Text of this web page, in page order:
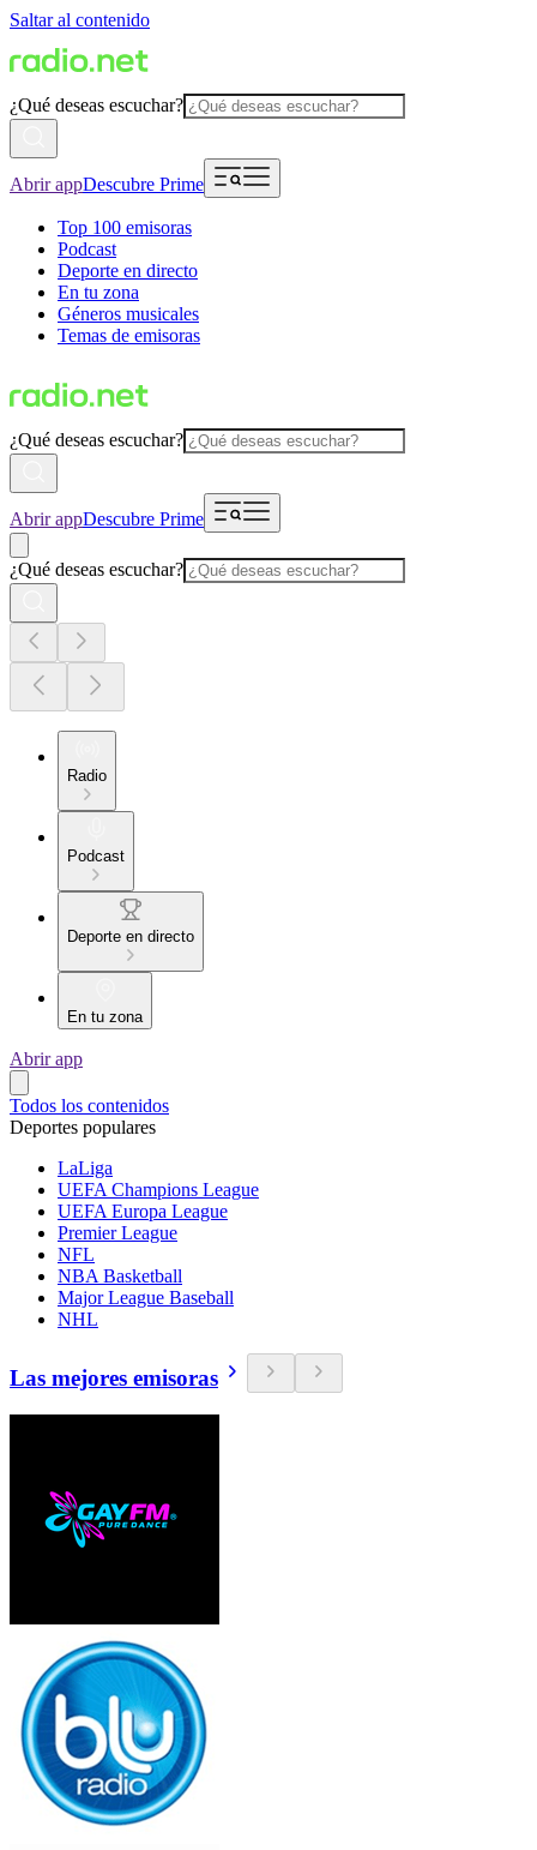
Saltar al contenido
¿Qué deseas escuchar?
Abrir appDescubre Prime
Top 100 emisoras
Podcast
Deporte en directo
En tu zona
Géneros musicales
Temas de emisoras
¿Qué deseas escuchar?
Abrir appDescubre Prime
¿Qué deseas escuchar?
Radio
Podcast
Deporte en directo
En tu zona
Abrir app
Todos los contenidos
Deportes populares
LaLiga
UEFA Champions League
UEFA Europa League
Premier League
NFL
NBA Basketball
Major League Baseball
NHL
Las mejores emisoras